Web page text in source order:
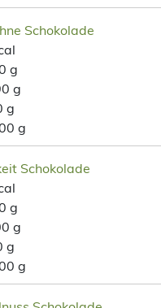
Schokolade
g
g
g
g
Schokolade
g
g
g
g